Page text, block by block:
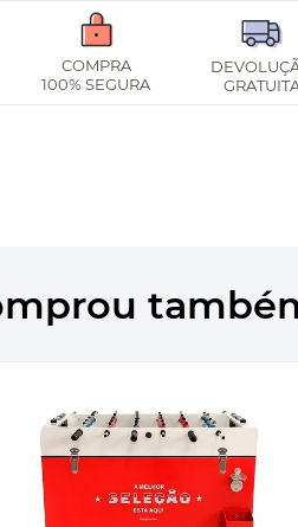
COMPRA
100% SEGURA